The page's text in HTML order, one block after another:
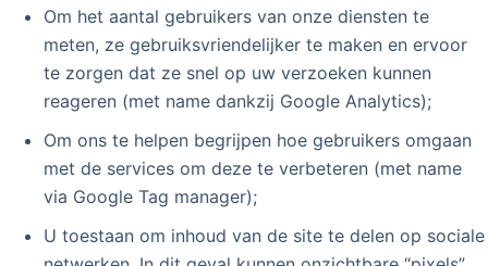
Om het aantal gebruikers van onze diensten te
meten, ze gebruiksvriendelijker te maken en ervoor
te zorgen dat ze snel op uw verzoeken kunnen
reageren (met name dankzij Google Analytics);
Om ons te helpen begrijpen hoe gebruikers omgaan
met de services om deze te verbeteren (met name
via Google Tag manager);
U toestaan om inhoud van de site te delen op sociale